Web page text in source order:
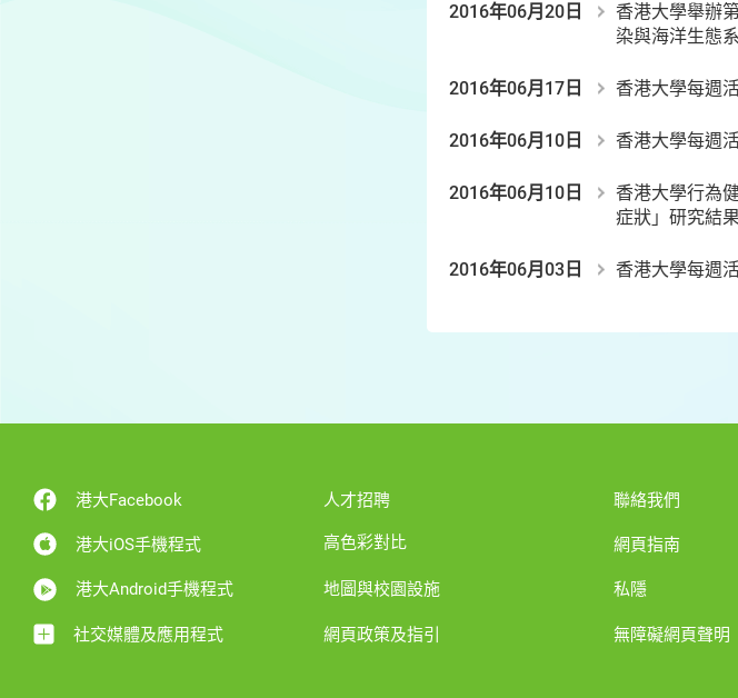
2016年06月20日
香港大學舉辦
染與海洋生態
2016年06月17日 香港大學每週
2016年06月10日 香港大學每週
2016年06月10日
香港大學行為
症狀」研究結果
2016年06月03日 香港大學每週
港大Facebook
港大iOS手機程式
港大Android手機程式
社交媒體及應用程式
人才招聘
高色彩對比
地圖與校園設施
網頁政策及指引
聯絡我們
網頁指南
私隱
無障礙網頁聲明